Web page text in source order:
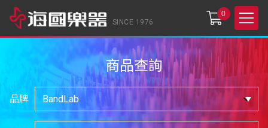
SINCE 1976
0
商品查詢
品牌